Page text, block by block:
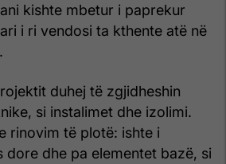
kishte mbetur i paprekur
i ri vendosi ta kthente atë në
duhej të zgjidheshin
si instalimet dhe izolimi.
rinovim të plotë: ishte i
dore dhe pa elementet bazë, si